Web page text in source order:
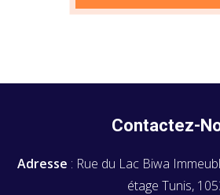
Contactez-
Adresse : Rue du Lac Biwa
étage Tunis,